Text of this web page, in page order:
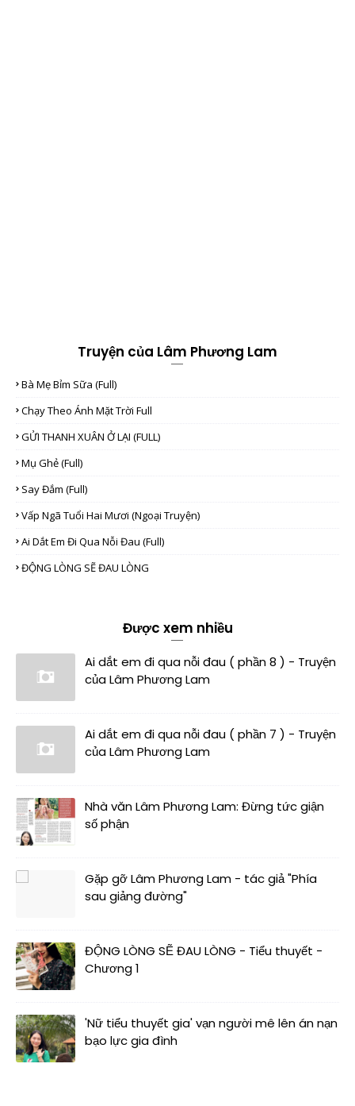
Truyện của Lâm Phương Lam
Bà Mẹ Bỉm Sữa (full)
Chạy Theo Ánh Mặt Trời Full
GỬI THANH XUÂN Ở LẠI (FULL)
Mụ Ghẻ (full)
Say Đắm (full)
Vấp Ngã Tuổi Hai Mươi (Ngoại Truyện)
Ai Dắt Em Đi Qua Nỗi Đau (full)
ĐỘNG LÒNG SẼ ĐAU LÒNG
Được xem nhiều
Ai dắt em đi qua nỗi đau ( phần 8 ) - Truyện
của Lâm Phương Lam
Ai dắt em đi qua nỗi đau ( phần 7 ) - Truyện
của Lâm Phương Lam
Nhà văn Lâm Phương Lam: Đừng tức giận
số phận
Gặp gỡ Lâm Phương Lam - tác giả "Phía
sau giảng đường"
ĐỘNG LÒNG SẼ ĐAU LÒNG - Tiểu thuyết -
Chương 1
'Nữ tiểu thuyết gia' vạn người mê lên án nạn
bạo lực gia đình